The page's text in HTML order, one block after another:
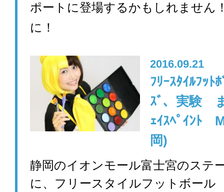
ポートに登場するかもしれません
に！
2016.09.21
ﾌﾘｰｽﾀｲﾙﾌｯ
ｽﾞ、実験
ｪｲｽﾍﾟｲﾝﾄ
岡)
静岡のイオンモール富士宮のステ
に、フリースタイルフットボー